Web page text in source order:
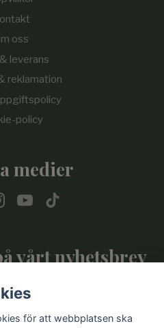
oss
leverans
reklamation
policy
medier
vårt nyhetsbrev
för att webbplatsen ska